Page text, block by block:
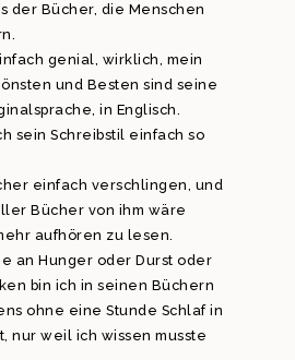
der Bücher, die Menschen
genial, wirklich, mein
und Besten sind seine
in Englisch.
sein Schreibstil einfach so
einfach verschlingen, und
Bücher von ihm wäre
aufhören zu lesen.
an Hunger oder Durst oder
bin ich in seinen Büchern
ohne eine Stunde Schlaf in
nur weil ich wissen musste